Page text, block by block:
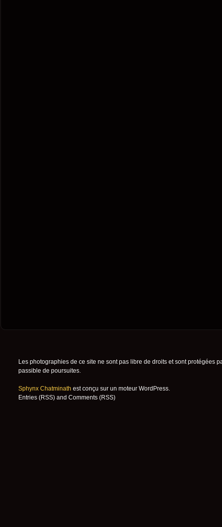
Les photographies de ce site ne sont pas libre de droits et sont protégées
passible de poursuites.
Sphynx Chatminath est conçu sur un moteur WordPress.
Entries (RSS)and Comments (RSS)